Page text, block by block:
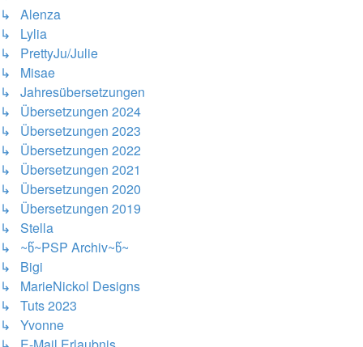
↳ Alenza
↳ Lylia
↳ PrettyJu/Julie
↳ Misae
↳ Jahresübersetzungen
↳ Übersetzungen 2024
↳ Übersetzungen 2023
↳ Übersetzungen 2022
↳ Übersetzungen 2021
↳ Übersetzungen 2020
↳ Übersetzungen 2019
↳ Stella
↳ ~წ~PSP Archiv~წ~
↳ Bigi
↳ MarieNickol Designs
↳ Tuts 2023
↳ Yvonne